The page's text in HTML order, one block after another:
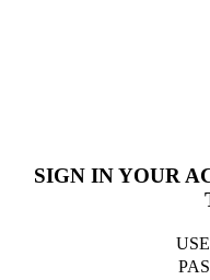
SIGN IN YOUR